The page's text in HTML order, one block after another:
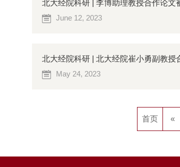
北大经院科研 | 李博助理教授合作论
June 12, 2023
北大经院科研 | 北大经院崔小勇副教授
May 24, 2023
首页 «